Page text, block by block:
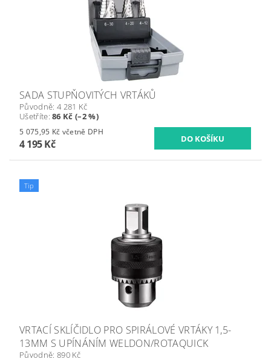
SADA STUPŇOVITÝCH VRTÁKŮ
Původně: 4 281 Kč
Ušetříte:86 Kč (–2 %)
5 075,95 Kč včetně DPH
4 195 Kč
Tip
VRTACÍ SKLÍČIDLO PRO SPIRÁLOVÉ VRTÁKY 1,5-
13MM S UPÍNÁNÍM WELDON/ROTAQUICK
Původně: 890 Kč